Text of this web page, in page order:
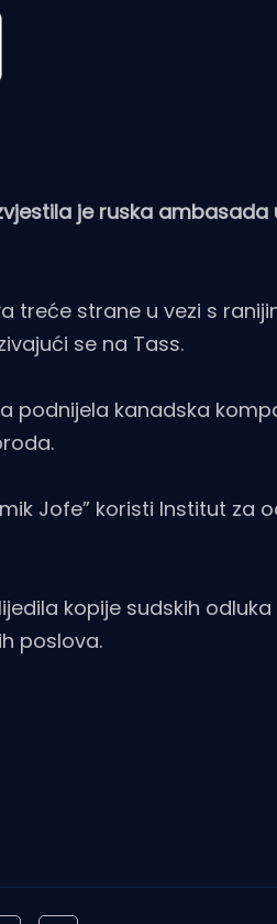
je ruska ambasada
treće strane u vezi s
se na Tass.
podnijela kanadska
Jofe” koristi Institut za
kopije sudskih odluka
poslova.